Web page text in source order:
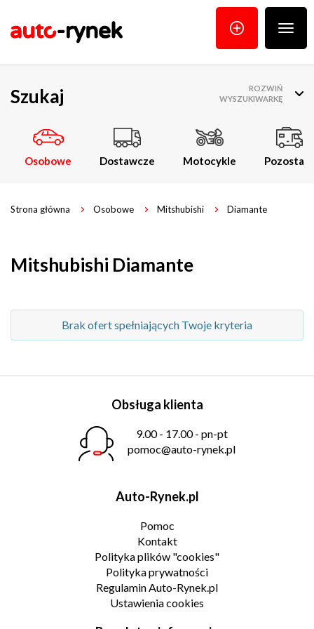
menu
Szukaj
Osobowe Dostawcze Motocykle Pozostałe
ROZWIŃ
WYSZUKIWARKĘ
Strona główna Osobowe Mitshubishi Diamante
Mitshubishi Diamante
Brak ofert spełniających Twoje kryteria
Obsługa klienta
9.00 - 17.00 - pn-pt
pomoc@auto-rynek.pl
Auto-Rynek.pl
Pomoc
Kontakt
Polityka plików "cookies"
Polityka prywatności
Regulamin Auto-Rynek.pl
Ustawienia cookies